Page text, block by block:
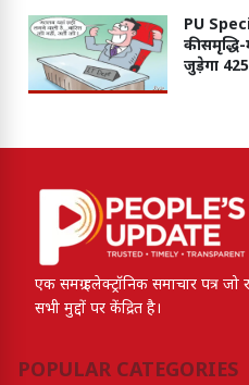
PU
की
जुड़ेगा
एक समग्र इलेक्ट्रॉनिक समाचार पत्र जो
सभी मुद्दों पर केंद्रित है।
POPULAR CATEGORIES